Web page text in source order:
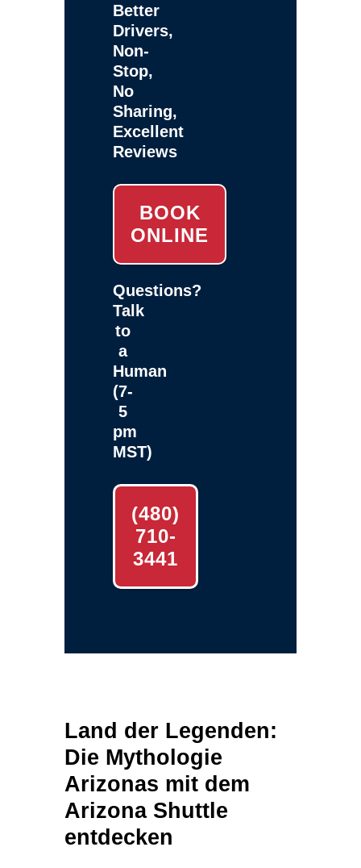
Better
Drivers,
Non-
Stop,
No
Sharing,
Excellent
Reviews
BOOK
ONLINE
Questions?
Talk
to
a
Human
(7-
5
pm
MST)
(480)
710-
3441
Land der Legenden:
Die Mythologie
Arizonas mit dem
Arizona Shuttle
entdecken